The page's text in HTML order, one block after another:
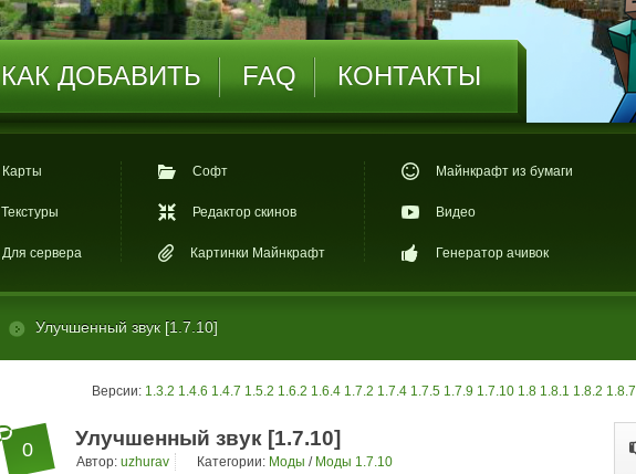
КАК ДОБАВИТЬ FAQ КОНТАКТЫ
Карты
Текстуры
Для сервера
Софт
Редактор скинов
Картинки Майнкрафт
Майнкрафт из бумаги
Видео
Генератор ачивок
Улучшенный звук [1.7.10]
Версии: 1.3.2 1.4.6 1.4.7 1.5.2 1.6.2 1.6.4 1.7.2 1.7.4 1.7.5 1.7.9 1.7.10 1.8 1.8.1 1.8.2 1.8.7
0 Улучшенный звук [1.7.10]
Автор: uzhurav Категории: Моды / Моды 1.7.10